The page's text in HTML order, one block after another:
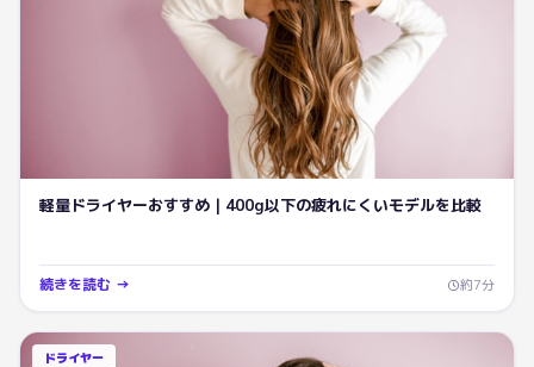
軽量ドライヤーおすすめ｜400g以下の疲れにくいモデルを比較
続きを読む → 約7分
ドライヤー